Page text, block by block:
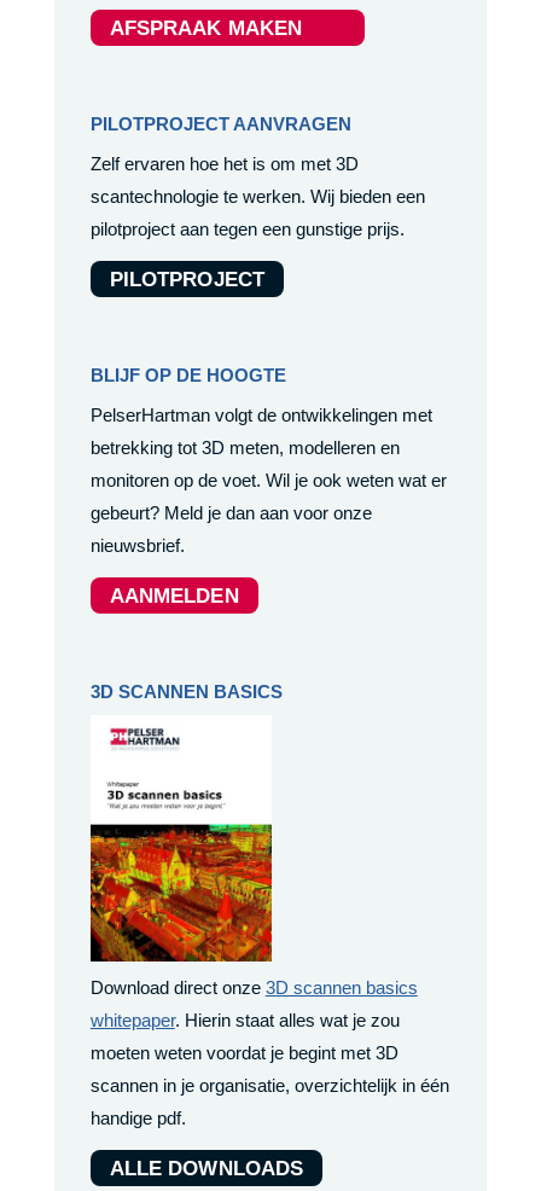
AFSPRAAK MAKEN
PILOTPROJECT AANVRAGEN
Zelf ervaren hoe het is om met 3D
scantechnologie te werken. Wij bieden een
pilotproject aan tegen een gunstige prijs.
PILOTPROJECT
BLIJF OP DE HOOGTE
PelserHartman volgt de ontwikkelingen met
betrekking tot 3D meten, modelleren en
monitoren op de voet. Wil je ook weten wat er
gebeurt? Meld je dan aan voor onze
nieuwsbrief.
AANMELDEN
3D SCANNEN BASICS
Download direct onze 3D scannen basics
whitepaper. Hierin staat alles wat je zou
moeten weten voordat je begint met 3D
scannen in je organisatie, overzichtelijk in één
handige pdf.
ALLE DOWNLOADS